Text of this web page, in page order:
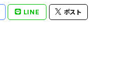
LINE ポスト